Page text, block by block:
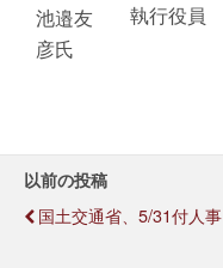
池邉友
彦氏
執行役員
以前の投稿
国土交通省、5/31付人事